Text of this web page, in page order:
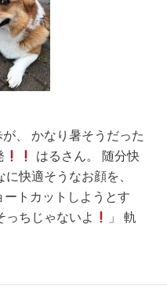
、 かなり暑そうだった
はるさん。 随分快
に快適そうなお顔を、
トカットしようとす
っちじゃないよ
」 軌